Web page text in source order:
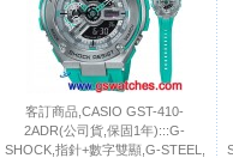
客訂商品,CASIO GST-410-
2ADR(公司貨,保固1年):::G-
SHOCK,指針+數字雙顯,G-STEEL,